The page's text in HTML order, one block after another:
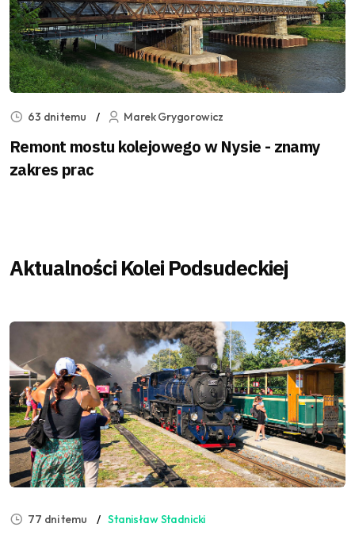
63 dni temu Marek Grygorowicz
Remont mostu kolejowego w Nysie - znamy
zakres prac
Aktualności Kolei Podsudeckiej
77 dni temu Stanisław Stadnicki